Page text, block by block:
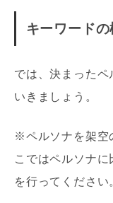
キーワード
では、決まった
いきましょう。
※ペルソナを架空
こではペルソナ
を行ってください